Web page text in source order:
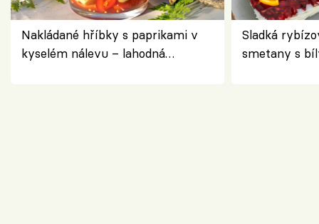
Nakládané hříbky s paprikami v
kyselém nálevu – lahodná
Sladká
smetany s